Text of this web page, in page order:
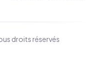
droits réservés